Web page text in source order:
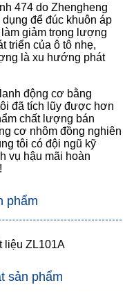
474 do Zhengheng
để đúc khuôn áp
giảm trọng lượng
triển của ô tô nhẹ,
là xu hướng phát
động cơ bằng
đã tích lũy được hơn
chất lượng bán
cơ nhôm đồng nghiên
tôi có đội ngũ kỹ
vụ hậu mãi hoàn
phẩm
liệu ZL101A
sản phẩm